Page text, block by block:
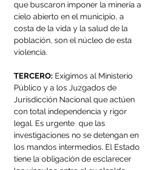
que buscaron imponer la minería a
cielo abierto en el municipio, a
costa de la vida y la salud de la
población, son el núcleo de esta
violencia.
TERCERO: Exigimos al Ministerio
Público y a los Juzgados de
Jurisdicción Nacional que actúen
con total independencia y rigor
legal. Es urgente  que las
investigaciones no se detengan en
los mandos intermedios. El Estado
tiene la obligación de esclarecer